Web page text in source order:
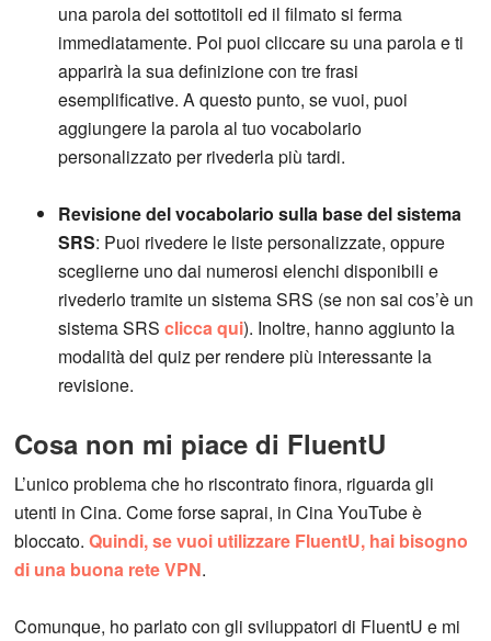
una parola dei sottotitoli ed il filmato si ferma
immediatamente. Poi puoi cliccare su una parola e ti
apparirà la sua definizione con tre frasi
esemplificative. A questo punto, se vuoi, puoi
aggiungere la parola al tuo vocabolario
personalizzato per rivederla più tardi.
Revisione del vocabolario sulla base del sistema
SRS: Puoi rivedere le liste personalizzate, oppure
sceglierne uno dai numerosi elenchi disponibili e
rivederlo tramite un sistema SRS (se non sai cos’è un
sistema SRSclicca qui). Inoltre, hanno aggiunto la
modalità del quiz per rendere più interessante la
revisione.
Cosa non mi piace di FluentU
L’unico problema che ho riscontrato finora, riguarda gli
utenti in Cina. Come forse saprai, in Cina YouTube è
bloccato.Quindi, se vuoi utilizzare FluentU, hai bisogno
di una buona rete VPN.
Comunque, ho parlato con gli sviluppatori di FluentU e mi